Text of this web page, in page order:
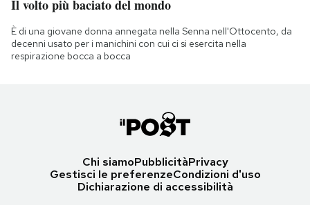
Il volto più baciato del mondo
È di una giovane donna annegata nella Senna nell'Ottocento, da
decenni usato per i manichini con cui ci si esercita nella
respirazione bocca a bocca
Chi siamoPubblicitàPrivacy
Gestisci le preferenzeCondizioni d'uso
Dichiarazione di accessibilità